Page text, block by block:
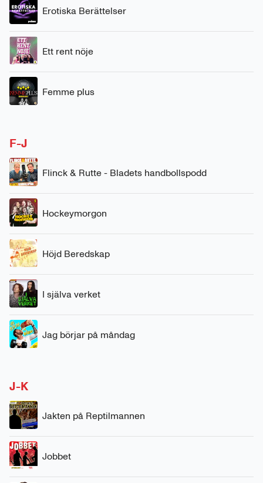
Erotiska Berättelser
Ett rent nöje
Femme plus
F-J
Flinck & Rutte - Bladets handbollspodd
Hockeymorgon
Höjd Beredskap
I själva verket
Jag börjar på måndag
J-K
Jakten på Reptilmannen
Jobbet